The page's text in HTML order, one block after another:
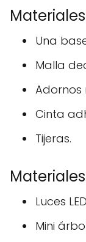
Una
Malla
Adornos
Cinta
Tijeras.
Luces
Mini